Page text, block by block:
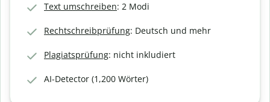
Text umschreiben: 2 Modi
Rechtschreibprüfung: Deutsch und mehr
Plagiatsprüfung: nicht inkludiert
AI-Detector (1,200 Wörter)